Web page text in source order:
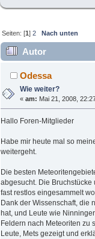
Seiten: [1]2 Nach unten
Autor
11774 mal)
Odessa
Wie weiter?
«am: Mai 21, 2008,
Hallo Foren-Mitglieder
Habe mir heute mal so
weitergeht.
Die besten
abgesucht. Die
fast restlos eingesammelt
Dank der Wissenschaft, die
hat, und Leute wie
Feldern nach Meteoriten zu
Leute, Mets gezeigt und